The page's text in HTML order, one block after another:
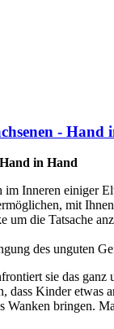
- Hand
in Hand
Inneren einiger
mit
die Tatsache
des unguten
sie das
Kinder
bringen.